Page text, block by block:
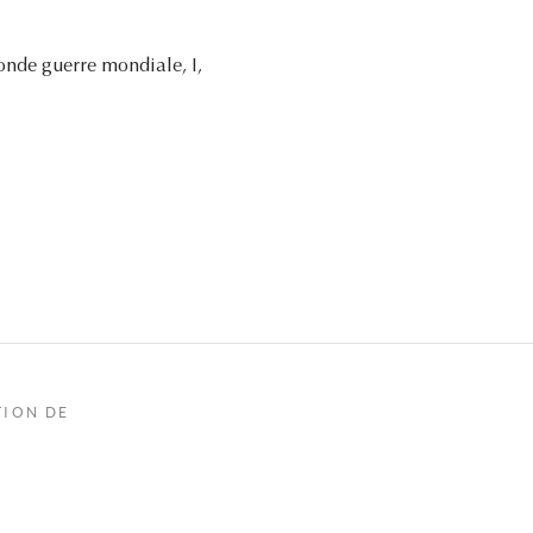
guerre mondiale, I,
DE